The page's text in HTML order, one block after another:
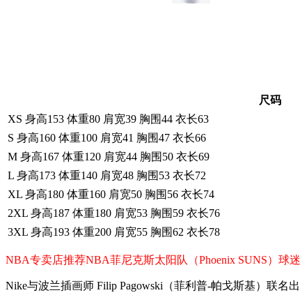
尺码
XS 身高153 体重80 肩宽39 胸围44 衣长63
S 身高160 体重100 肩宽41 胸围47 衣长66
M 身高167 体重120 肩宽44 胸围50 衣长69
L 身高173 体重140 肩宽48 胸围53 衣长72
XL 身高180 体重160 肩宽50 胸围56 衣长74
2XL 身高187 体重180 肩宽53 胸围59 衣长76
3XL 身高193 体重200 肩宽55 胸围62 衣长78
NBA专卖店推荐NBA菲尼克斯太阳队（Phoenix SUNS）球
Nike与波兰插画师 Filip Pagowski（菲利普-帕戈斯基）联名